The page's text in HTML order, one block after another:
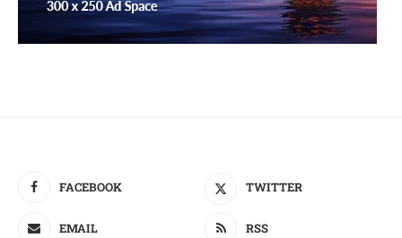
FACEBOOK TWITTER
EMAIL RSS